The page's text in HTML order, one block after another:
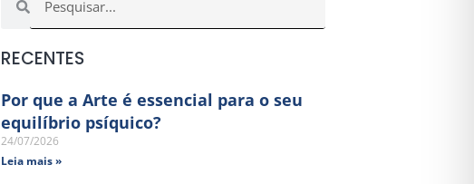
RECENTES
Por que a Arte é essencial para o seu
equilíbrio psíquico?
24/07/2026
Leia mais »